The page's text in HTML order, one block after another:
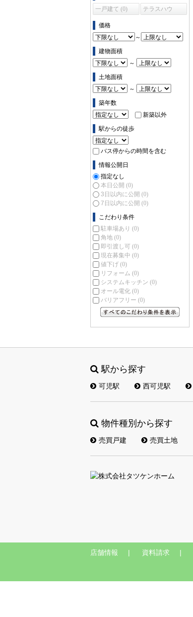
一戸建て (0)
テラスハウ
価格
～
建物面積
～
土地面積
～
築年数
新築以外
駅からの徒歩
バス停からの時間を含む
情報公開日
指定なし
本日公開 (0)
3日以内に公開 (0)
7日以内に公開 (0)
こだわり条件
駐車場あり (0)
角地 (0)
即引渡し可 (0)
現在募集中 (0)
値下げ (0)
リフォーム (0)
システムキッチン (0)
オール電化 (0)
バリアフリー (0)
駅から探す
可児駅 西可児駅
物件種別から探す
売買戸建 売買土地
店舗情報 資料請求